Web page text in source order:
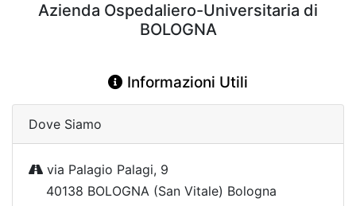
Azienda Ospedaliero-Universitaria di
BOLOGNA
Informazioni Utili
Dove Siamo
via Palagio Palagi, 9
40138 BOLOGNA (San Vitale) Bologna